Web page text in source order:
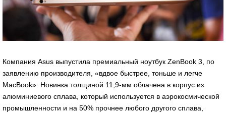
Компания Asus выпустила премиальный ноутбук ZenBook 3, по
заявлению производителя, «вдвое быстрее, тоньше и легче
MacBook». Новинка толщиной 11,9-мм облачена в корпус из
алюминиевого сплава, который используется в аэрокосмической
промышленности и на 50% прочнее любого другого сплава,